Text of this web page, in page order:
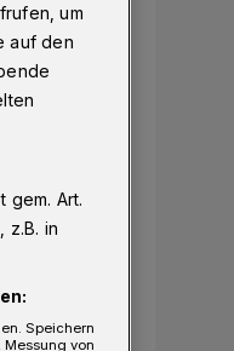
um
auf den
gem. Art.
z.B. in
Speichern
von